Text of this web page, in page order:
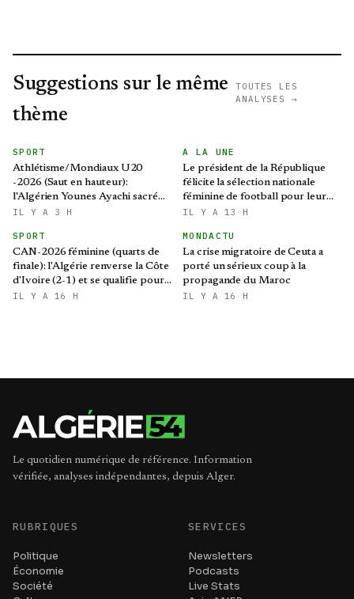
Suggestions sur le même
thème
TOUTES LES
ANALYSES →
SPORT
Athlétisme/Mondiaux U20
-2026 (Saut en hauteur):
l'Algérien Younes Ayachi sacré
champion du monde
IL Y A 3 H
A LA UNE
Le président de la République
félicite la sélection nationale
féminine de football pour leur
qualification au Mondial 2027 et
IL Y A 13 H
SPORT
CAN-2026 féminine (quarts de
finale): l'Algérie renverse la Côte
d'Ivoire (2-1) et se qualifie pour
le Mondial brésilien
IL Y A 16 H
MONDACTU
La crise migratoire de Ceuta a
porté un sérieux coup à la
propagande du Maroc
IL Y A 16 H
Le quotidien numérique de référence. Information
vérifiée, analyses indépendantes, depuis Alger.
RUBRIQUES
Politique
Économie
Société
SERVICES
Newsletters
Podcasts
Live Stats